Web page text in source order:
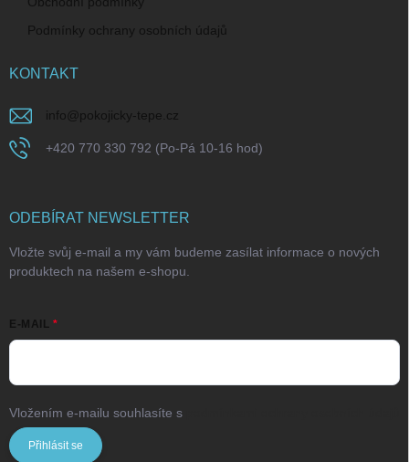
Podmínky ochrany osobních údajů
KONTAKT
info@pokojicky-tepe.cz
+420 770 330 792 (Po-Pá 10-16 hod)
ODEBÍRAT NEWSLETTER
Vložte svůj e-mail a my vám budeme zasílat informace o nových
produktech na našem e-shopu.
E-MAIL
Vložením e-mailu souhlasíte s
Přihlásit se